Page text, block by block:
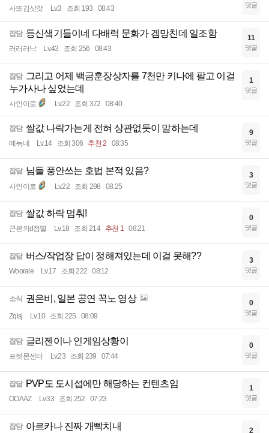
사또김삿갓 Lv.3 조회 193 08:43 댓글
잡담 등신샠기들이네 다배럭 문화가 겜망친데 일조함
러러러낙 Lv.43 조회 256 08:43
11
댓글
잡담 그리고 어제 백금훈장상자를 7천만 키나에 팔고 이걸
누가사나 싶었는데
사인이로 Lv.22 조회 372 08:40
1
댓글
잡담 쌀값 나락가는게 전혀 상관없듯이 말하는데
메늒네 Lv.14 조회 306 추천 2 08:35
9
댓글
잡담 님들 풍안쓰는 호법 본적 있음?
사인이로 Lv.22 조회 298 08:25
3
댓글
잡담 쌀값 하락 멈춰!
근본의d점멸 Lv.18 조회 214 추천 1 08:21
0
댓글
잡담 버스/작업장 답이 정해져있는데 이걸 못해??
Woorale Lv.17 조회 222 08:12
3
댓글
소식 권은비, 일본 공연 꼭노 영상
Zqisj Lv.10 조회 225 08:09
0
댓글
잡담 글리젠이나 인게임상황이
포켓몬센터 Lv.23 조회 239 07:44
0
댓글
잡담 PVP도 도시섭에만 해당하는 컨텐츠임
OOAAZ Lv.33 조회 252 07:23
1
댓글
잡담 아르카나 진짜 개빡치내 2